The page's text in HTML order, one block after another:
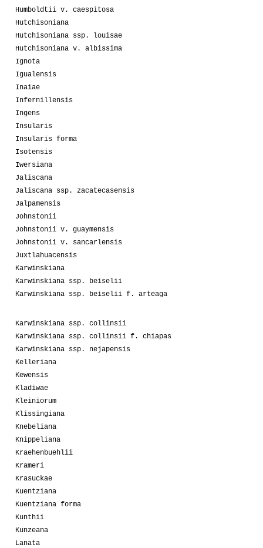
Humboldtii v. caespitosa
Hutchisoniana
Hutchisoniana ssp. louisae
Hutchisoniana v. albissima
Ignota
Igualensis
Inaiae
Infernillensis
Ingens
Insularis
Insularis forma
Isotensis
Iwersiana
Jaliscana
Jaliscana ssp. zacatecasensis
Jalpamensis
Johnstonii
Johnstonii v. guaymensis
Johnstonii v. sancarlensis
Juxtlahuacensis
Karwinskiana
Karwinskiana ssp. beiselii
Karwinskiana ssp. beiselii f. arteaga
Karwinskiana ssp. collinsii
Karwinskiana ssp. collinsii f. chiapas
Karwinskiana ssp. nejapensis
Kelleriana
Kewensis
Kladiwae
Kleiniorum
Klissingiana
Knebeliana
Knippeliana
Kraehenbuehlii
Krameri
Krasuckae
Kuentziana
Kuentziana forma
Kunthii
Kunzeana
Lanata